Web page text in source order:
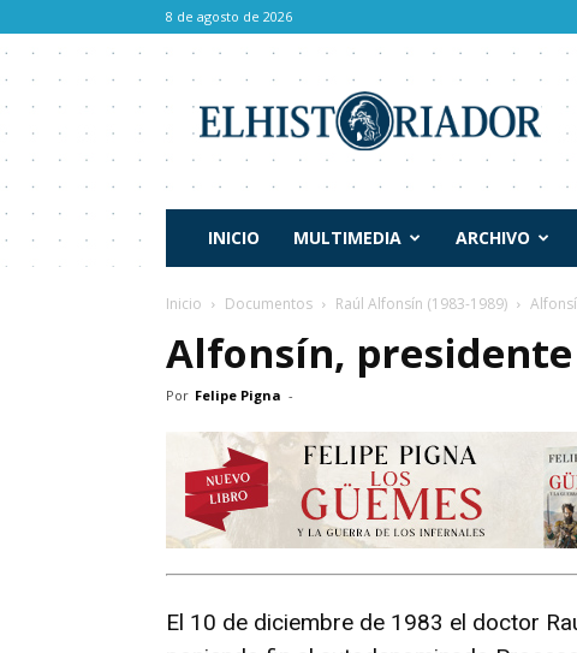
8 de agosto de 2026
Historiador
INICIO MULTIMEDIA ARCHIVO
Inicio Documentos Raúl Alfonsín (1983-1989)
Alfonsín, presidente
Por Felipe Pigna -
El 10 de diciembre de 1983 el doctor